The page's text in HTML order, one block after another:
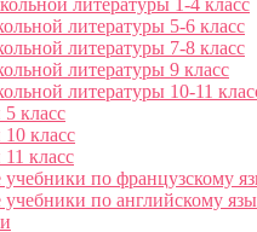
литературы 1-4 класс
литературы 5-6 класс
литературы 7-8 класс
литературы 9 класс
литературы 10-11
класс
класс
класс
по французскому
по английскому